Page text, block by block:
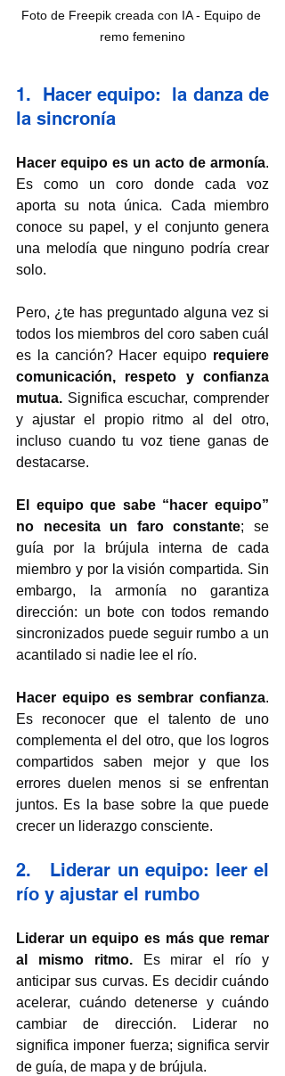
Foto de Freepik creada con IA - Equipo de
remo femenino
1.  Hacer equipo:  la danza de
la sincronía
Hacer equipo es un acto de armonía.
Es como un coro donde cada voz
aporta su nota única. Cada miembro
conoce su papel, y el conjunto genera
una melodía que ninguno podría crear
solo.
Pero, ¿te has preguntado alguna vez si
todos los miembros del coro saben cuál
es la canción? Hacer equipo requiere
comunicación, respeto y confianza
mutua. Significa escuchar, comprender
y ajustar el propio ritmo al del otro,
incluso cuando tu voz tiene ganas de
destacarse.
El equipo que sabe “hacer equipo”
no necesita un faro constante; se
guía por la brújula interna de cada
miembro y por la visión compartida. Sin
embargo, la armonía no garantiza
dirección: un bote con todos remando
sincronizados puede seguir rumbo a un
acantilado si nadie lee el río.
Hacer equipo es sembrar confianza.
Es reconocer que el talento de uno
complementa el del otro, que los logros
compartidos saben mejor y que los
errores duelen menos si se enfrentan
juntos. Es la base sobre la que puede
crecer un liderazgo consciente.
2.   Liderar un equipo: leer el
río y ajustar el rumbo
Liderar un equipo es más que remar
al mismo ritmo. Es mirar el río y
anticipar sus curvas. Es decidir cuándo
acelerar, cuándo detenerse y cuándo
cambiar de dirección. Liderar no
significa imponer fuerza; significa servir
de guía, de mapa y de brújula.